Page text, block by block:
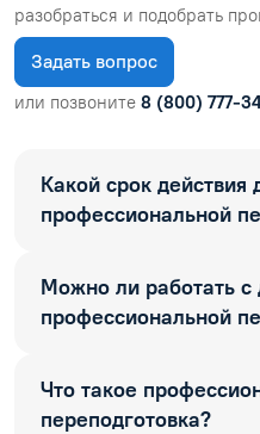
разобраться и подобрать
Задать вопрос
или позвоните 8 (800) 777-
Какой срок действия
профессиональной
Можно ли работать
профессиональной
Что такое
переподготовка?